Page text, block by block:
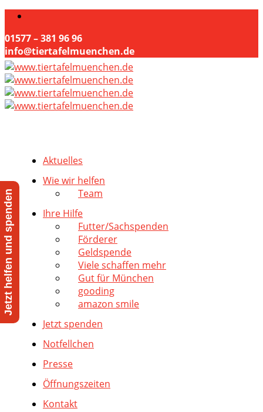
01577 – 381 96 96
info@tiertafelmuenchen.de
Aktuelles
Wie wir helfen
Team
Ihre Hilfe
Futter/Sachspenden
Förderer
Geldspende
Viele schaffen mehr
Gut für München
gooding
amazon smile
Jetzt spenden
Notfellchen
Presse
Öffnungszeiten
Kontakt
Jetzt helfen und spenden